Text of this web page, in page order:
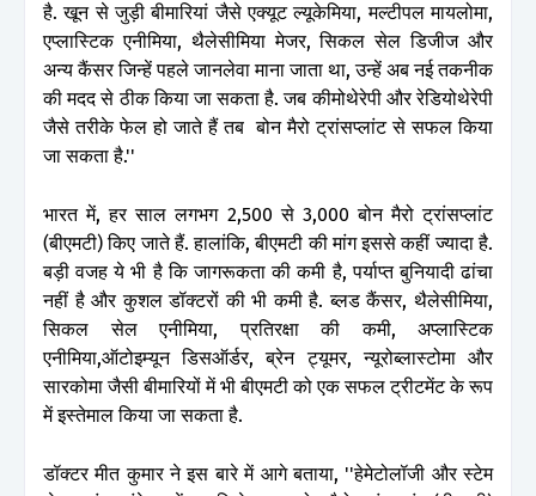
है. खून से जुड़ी बीमारियां जैसे एक्यूट ल्यूकेमिया, मल्टीपल मायलोमा,
एप्लास्टिक एनीमिया, थैलेसीमिया मेजर, सिकल सेल डिजीज और
अन्य कैंसर जिन्हें पहले जानलेवा माना जाता था, उन्हें अब नई तकनीक
की मदद से ठीक किया जा सकता है. जब कीमोथेरेपी और रेडियोथेरेपी
जैसे तरीके फेल हो जाते हैं तब बोन मैरो ट्रांसप्लांट से सफल किया
जा सकता है.''
भारत में, हर साल लगभग 2,500 से 3,000 बोन मैरो ट्रांसप्लांट
(बीएमटी) किए जाते हैं. हालांकि, बीएमटी की मांग इससे कहीं ज्यादा है.
बड़ी वजह ये भी है कि जागरूकता की कमी है, पर्याप्त बुनियादी ढांचा
नहीं है और कुशल डॉक्टरों की भी कमी है. ब्लड कैंसर, थैलेसीमिया,
सिकल सेल एनीमिया, प्रतिरक्षा की कमी, अप्लास्टिक
एनीमिया,ऑटोइम्यून डिसऑर्डर, ब्रेन ट्यूमर, न्यूरोब्लास्टोमा और
सारकोमा जैसी बीमारियों में भी बीएमटी को एक सफल ट्रीटमेंट के रूप
में इस्तेमाल किया जा सकता है.
डॉक्टर मीत कुमार ने इस बारे में आगे बताया, ''हेमेटोलॉजी और स्टेम